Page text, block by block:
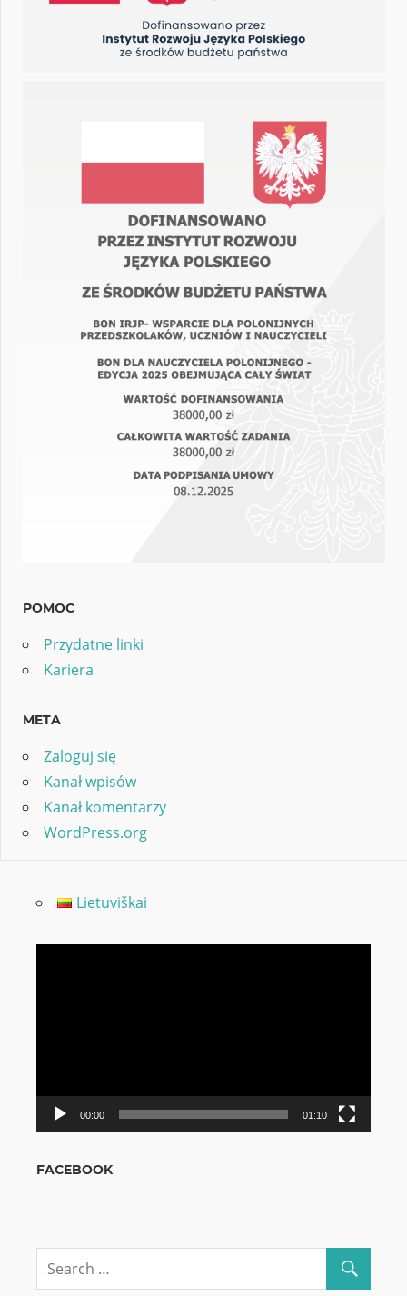
POMOC
Przydatne linki
Kariera
META
Zaloguj się
Kanał wpisów
Kanał komentarzy
WordPress.org
Lietuviškai
00:00 01:10
FACEBOOK